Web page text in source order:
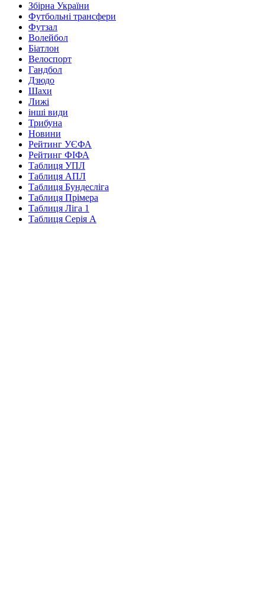
Збірна України
Футбольні трансфери
Футзал
Волейбол
Біатлон
Велоспорт
Гандбол
Дзюдо
Шахи
Лижі
інші види
Трибуна
Новини
Рейтинг УЄФА
Рейтинг ФІФА
Таблиця УПЛ
Таблиця АПЛ
Таблиця Бундесліга
Таблиця Прімера
Таблиця Ліга 1
Таблиця Серія А